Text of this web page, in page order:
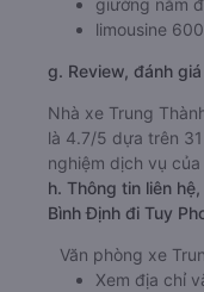
giường nằm
limousine
g. Review, đánh
Nhà xe Trung
là 4.7/5 dựa trên
nghiệm dịch vụ của
h. Thông tin liên
Bình Định đi Tuy
Văn phòng xe
Xem địa chỉ